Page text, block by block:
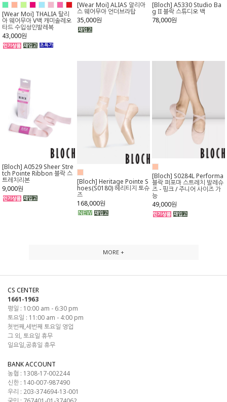
[Wear Moi] THALIA 탈리
아 웨어무아 V백 캐미솔레오
타드 수입성인발레복
43,000원
[Wear Moi] ALIAS 알리아
스 웨어무아 언더브라탑
35,000원
[Bloch] A5330 Studio Ba
g II 블락 스튜디오 백
78,000원
[Bloch] A0529 Sheer Stre
tch Pointe Ribbon 블락 스
트레치리본
9,000원
[Bloch] Heritage Pointe S
hoes(S0180) 헤리티지 토슈
즈
168,000원
[Bloch] S0284L Performa
블락 퍼포마 스트레치 발레슈
즈 - 핑크 / 주니어 사이즈 가
능
49,000원
MORE +
CS CENTER
1661-1963
평일 : 10:00 am - 6:30 pm
토요일 : 11:00 am - 4:00 pm
첫번째,세번째 토요일 영업
그 외, 토요일 휴무
일요일,공휴일 휴무
BANK ACCOUNT
농협 : 1308-17-002244
신한 : 140-007-987490
우리 : 203-374694-13-001